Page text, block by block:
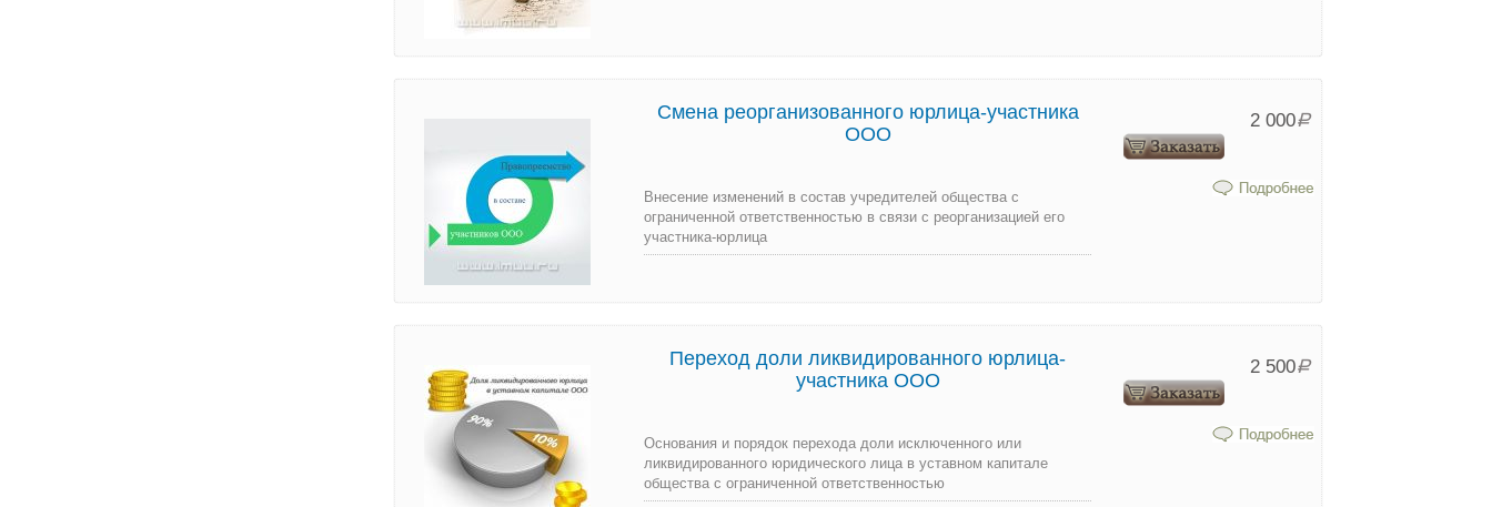
Смена реорганизованного юрлица-участника
ООО
Внесение изменений в состав учредителей общества с
ограниченной ответственностью в связи с реорганизацией его
участника-юрлица
2 000Р
Переход доли ликвидированного юрлица-
участника ООО
Основания и порядок перехода доли исключенного или
ликвидированного юридического лица в уставном капитале
общества с ограниченной ответственностью
2 500Р